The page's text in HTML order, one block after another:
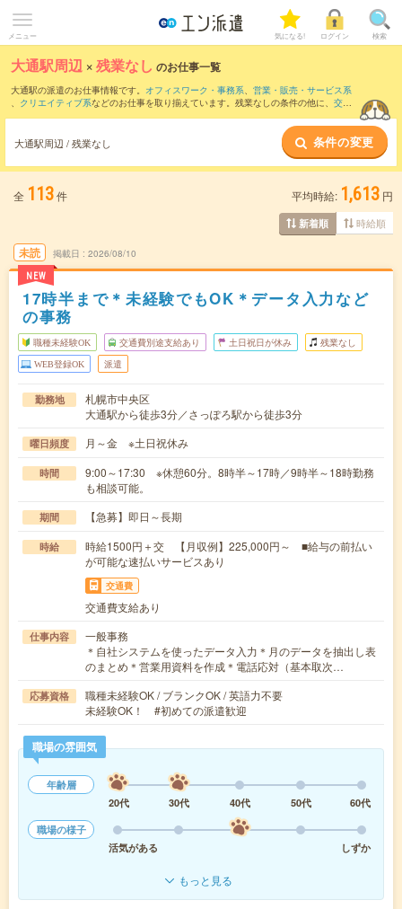
メニュー 気になる! ログイン 検索
大通駅周辺 ×残業なし のお仕事一覧
大通駅の派遣のお仕事情報です。 オフィスワーク・事務系、 営業・販売・サービス系
、 クリエイティブ系などのお仕事を取り揃えています。残業なしの条件の他に、 交通
大通駅周辺 / 残業なし 条件の変更
全 113件 平均時給: 1,613 円
新着順 時給順
未読
NEW
掲載日 2026/08/10
17時半まで＊未経験でもOK＊データ入力など
の事務
職種未経験OK 交通費別途支給あり 土日祝日が休み 残業なし
WEB登録OK 派遣
勤務地
札幌市中央区
大通駅から徒歩3分／さっぽろ駅から徒歩3分
曜日頻度 月～金 ※土日祝休み
時間
9:00～17:30 ※休憩60分。8時半～17時／9時半～18時勤務
も相談可能。
期間 【急募】即日～長期
時給
時給1500円＋交 【月収例】225,000円～ ■給与の前払い
が可能な速払いサービスあり
交通費
交通費支給あり
仕事内容
一般事務
＊自社システムを使ったデータ入力＊月のデータを抽出し表
のまとめ＊営業用資料を作成＊電話応対（基本取次…
応募資格
職種未経験OK / ブランクOK / 英語力不要
未経験OK！ #初めての派遣歓迎
職場の雰囲気
年齢層
20代
30代 40代 50代
60代
職場の様子
活気がある
しずか
もっと見る